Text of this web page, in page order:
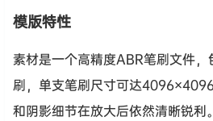
模版特性
素材是一个高精度ABR笔刷文件
刷，单支笔刷尺寸可达
和阴影细节在放大后依然清晰锐